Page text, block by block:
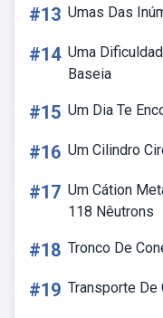
#13 Umas Das
#14 Uma
Baseia
#15 Um Dia Te
#16 Um Cilindro
#17 Um Cátion
118 Nêutrons
#18 Tronco De
#19 Transporte De